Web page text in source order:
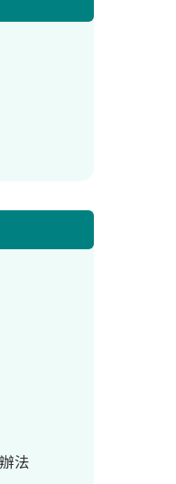
法